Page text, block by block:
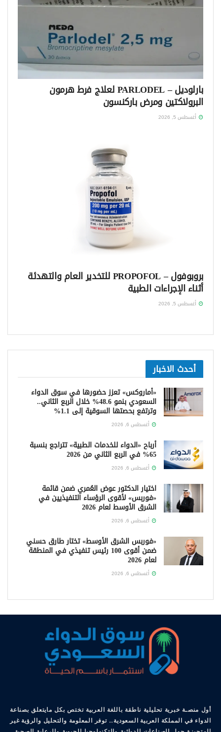
بارلوديل – PARLODEL لعلاج فرط هرمون
البرولاكتين ومرض باركنسون
أغسطس 5, 2026
بروبوفول – PROPOFOL للتخدير العام والتهدئة
أثناء الإجراءات الطبية
أغسطس 5, 2026
أحدث الاخبار
«أماروكس» تعزز حضورها في سوق الدواء
السعودي بنمو 48.6% خلال الربع الثاني..
وترتفع بحصتها السوقية إلى 1.1%
أغسطس 6, 2026
أرباح «الدواء للخدمات الطبية» تتراجع بنسبة
65% في الربع الثاني من 2026
أغسطس 6, 2026
اختيار الدكتور عوض العُمري ضمن قائمة
«فوربس» لأقوى الرؤساء التنفيذيين في
الشرق الأوسط لعام 2026
أغسطس 6, 2026
«فوربس الشرق الأوسط» تختار طارق حسني
ضمن أقوى 100 رئيس تنفيذي في المنطقة
لعام 2026
أغسطس 6, 2026
أول منصـة خبرية تحليلية ناطقة باللغة العربية تختص بكل مايتعلق بصناعة
الدواء في المملكة العربية السعودية.. توفر المعلومة والتحليل والرؤية غير